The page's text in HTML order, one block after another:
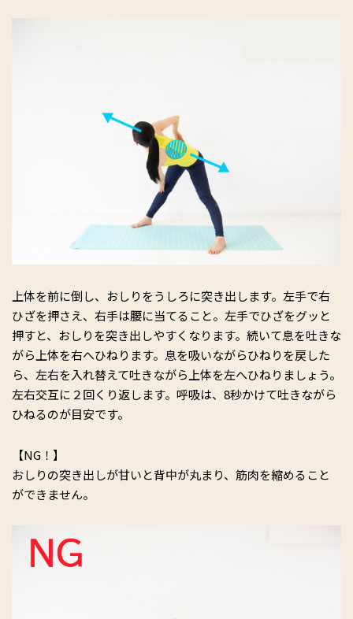
上体を前に倒し、おしりをうしろに突き出します。左手で右
ひざを押さえ、右手は腰に当てること。左手でひざをグッと
押すと、おしりを突き出しやすくなります。続いて息を吐きな
がら上体を右へひねります。息を吸いながらひねりを戻した
ら、左右を入れ替えて吐きながら上体を左へひねりましょう。
左右交互に２回くり返します。呼吸は、8秒かけて吐きながら
ひねるのが目安です。
【NG！】
おしりの突き出しが甘いと背中が丸まり、筋肉を縮めること
ができません。